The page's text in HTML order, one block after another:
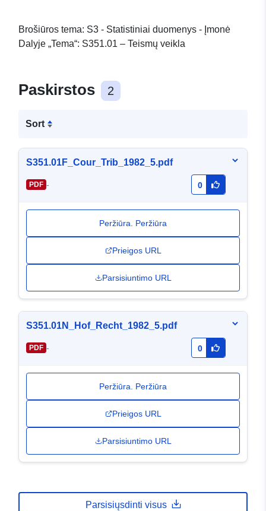
Brošiūros tema: S3 - Statistiniai duomenys - Įmonė
Dalyje „Tema“: S351.01 – Teismų veikla
Paskirstos 2
Sort
S351.01F_Cour_Trib_1982_5.pdf
PDF - 0
Peržiūra. Peržiūra
Prieigos URL
Parsisiuntimo URL
S351.01N_Hof_Recht_1982_5.pdf
PDF - 0
Peržiūra. Peržiūra
Prieigos URL
Parsisiuntimo URL
Parsisiųsdinti visus